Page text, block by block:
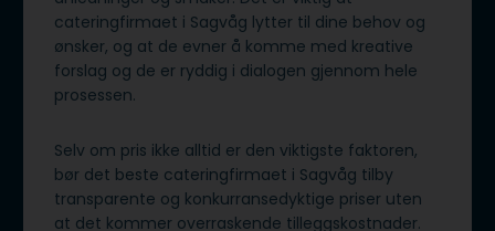
cateringfirmaet i Sagvåg lytter til dine behov og
ønsker, og at de evner å komme med kreative
forslag og de er ryddig i dialogen gjennom hele
prosessen.
Selv om pris ikke alltid er den viktigste faktoren,
bør det beste cateringfirmaet i Sagvåg tilby
transparente og konkurransedyktige priser uten
at det kommer overraskende tilleggskostnader.